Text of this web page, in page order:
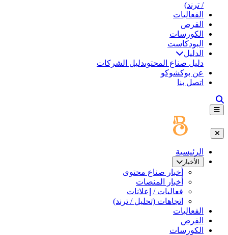
/ ترند)
الفعاليات
الفرص
الكورسات
البودكاست
الدليل
دليل صناع المحتوىدليل الشركات
عن بوكشوكو
اتصل بنا
الرئيسية
الأخبار
أخبار صناع محتوى
أخبار المنصات
فعاليات / إعلانات
اتجاهات (تحليل / ترند)
الفعاليات
الفرص
الكورسات